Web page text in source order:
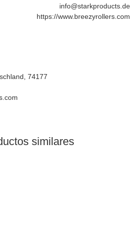
info@starkproducts.de
https://www.breezyrollers.com
74177
similares